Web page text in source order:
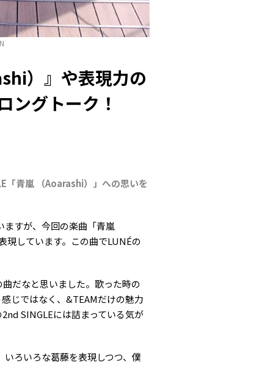
）』や表現力の
ングトーク！
「青嵐 （Aoarashi）」への思いを
すが、今回の楽曲「青嵐
現しています。この曲でLUNÉの
だなと思いました。歌った時の
じではなく、&TEAMだけの魅力
SINGLEには詰まっている気が
ろいろな葛藤を表現しつつ、僕